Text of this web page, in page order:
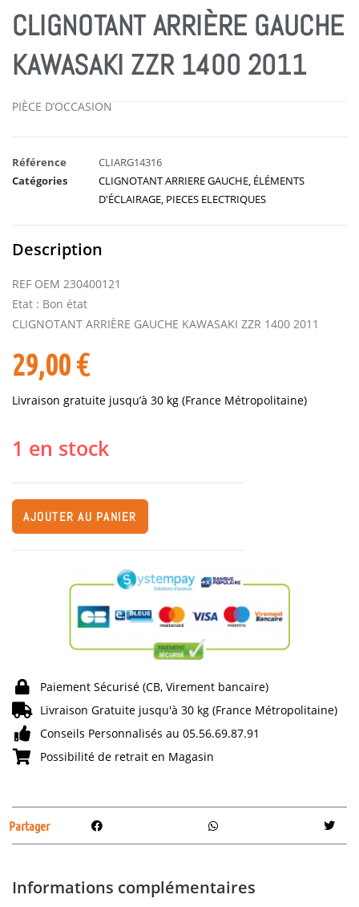
CLIGNOTANT ARRIÈRE GAUCHE
KAWASAKI ZZR 1400 2011
PIÈCE D’OCCASION
Référence
CLIARG14316
Catégories
CLIGNOTANT ARRIERE GAUCHE ÉLÉMENTS
D'ÉCLAIRAGE PIECES ELECTRIQUES
Description
REF OEM 230400121
Etat : Bon état
CLIGNOTANT ARRIÈRE GAUCHE KAWASAKI ZZR 1400 2011
29,00€
Livraison gratuite jusqu’à 30 kg (France Métropolitaine)
1 en stock
AJOUTER AU PANIER
Paiement Sécurisé (CB, Virement bancaire)
Livraison Gratuite jusqu'à 30 kg (France Métropolitaine)
Conseils Personnalisés au 05.56.69.87.91
Possibilité de retrait en Magasin
Partager
Informations complémentaires